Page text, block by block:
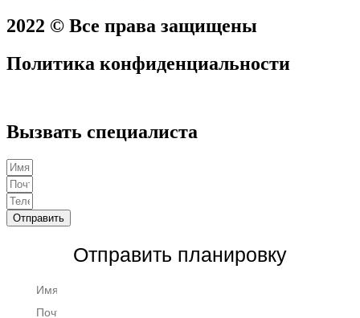
2022 © Все права защищены
Политика конфиденциальности
Вызвать специалиста
Отправить
Отправить планировку